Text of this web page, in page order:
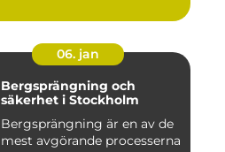
06. jan
Bergsprängning och
säkerhet i Stockholm
Bergsprängning är en av de
mest avgörande processerna